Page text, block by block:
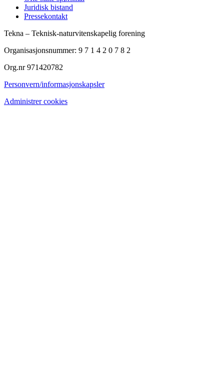
Juridisk bistand
Pressekontakt
Tekna – Teknisk-naturvitenskapelig forening
Organisasjonsnummer: 9 7 1 4 2 0 7 8 2
Org.nr 971420782
Personvern/informasjonskapsler
Administrer cookies